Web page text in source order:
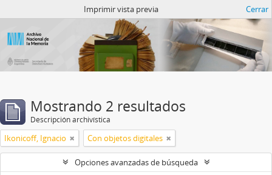
Imprimir vista previa Cerrar
Mostrando 2 resultados
Descripción archivística
Ikonicoff, Ignacio Con objetos digitales
Opciones avanzadas de búsqueda